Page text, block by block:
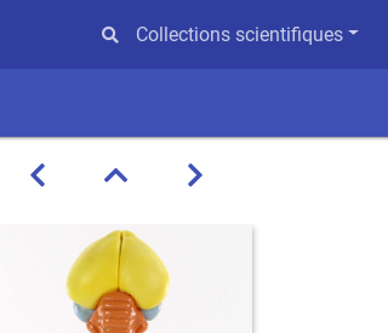
Collections scientifiques